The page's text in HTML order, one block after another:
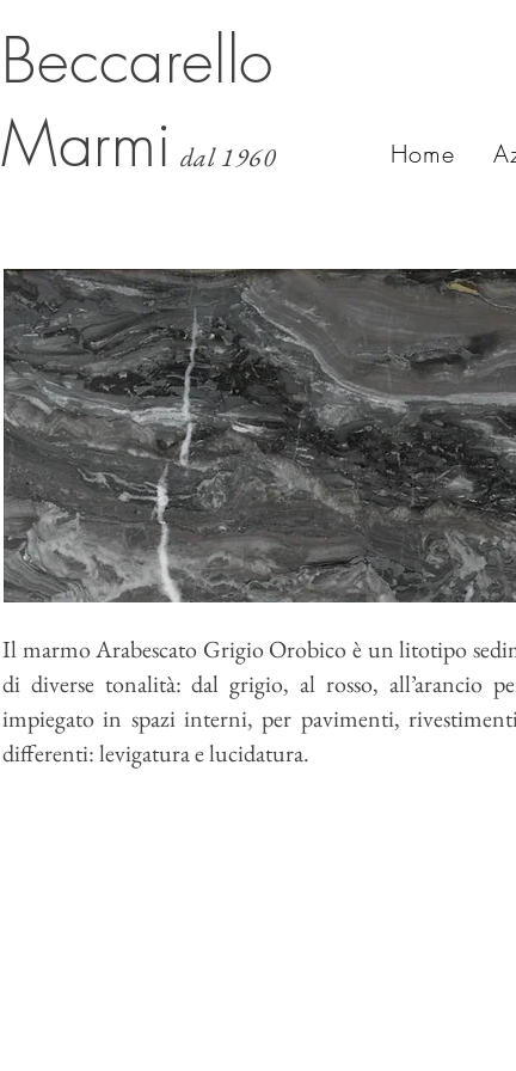
Beccarello
Marmi dal 1960 Home
Il marmoArabescato Grigio Orobicoè un litotipo
di diverse tonalità: dal grigio, al rosso, all’arancio
impiegato in spazi interni, per pavimenti,
differenti:levigaturaelucidatura.